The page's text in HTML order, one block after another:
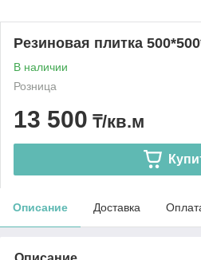
Резиновая плитка
В наличии
Розница
13 500 ₸/кв.м
Описание Доставка